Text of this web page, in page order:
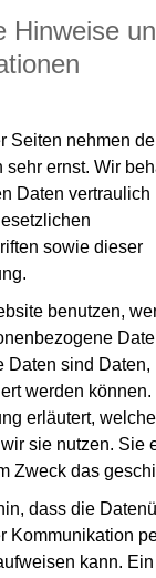
Hinweise
Seiten nehmen
sehr ernst. Wir
Daten vertraulich
sowie dieser
benutzen,
Daten sind
werden
erläutert,
sie nutzen. Sie
Zweck das
dass die
Kommunikation
kann.